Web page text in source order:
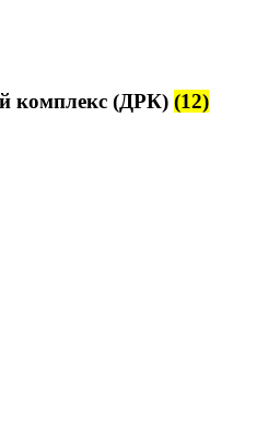
комплекс (ДРК) (12)